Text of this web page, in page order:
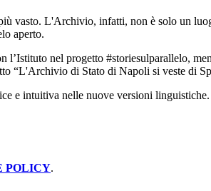
vasto. L'Archivio, infatti, non è solo un
aperto.
l’Istituto nel progetto #storiesulparallelo,
“L'Archivio di Stato di Napoli si veste di
e intuitiva nelle nuove versioni linguistiche.
POLICY.